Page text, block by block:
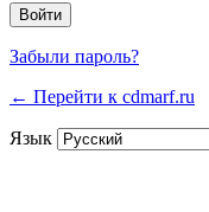
Забыли пароль?
← Перейти к cdmarf.ru
Язык